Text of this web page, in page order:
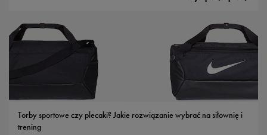
Torby sportowe czy plecaki? Jakie rozwiązanie wybrać na siłownię i
trening